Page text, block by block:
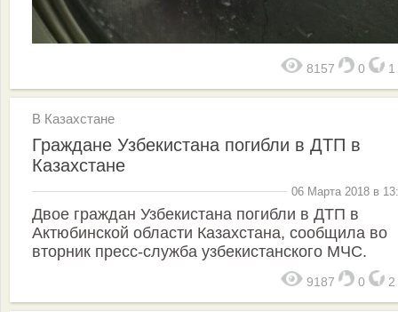
8157 0 1
В Казахстане
Граждане Узбекистана погибли в ДТП в
Казахстане
06 Марта 2018 в
Двое граждан Узбекистана погибли в ДТП в
Актюбинской области Казахстана, сообщила во
вторник пресс-служба узбекистанского МЧС.
9187 0 2